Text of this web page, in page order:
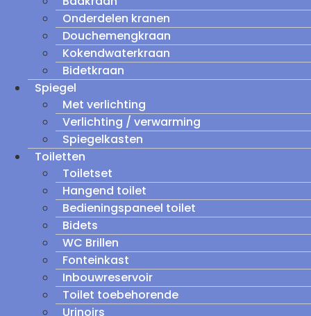
Onderdelen kranen
Douchemengkraan
Kokendwaterkraan
Bidetkraan
Spiegel
Met verlichting
Verlichting / verwarming
Spiegelkasten
Toiletten
Toiletset
Hangend toilet
Bedieningspaneel toilet
Bidets
WC Brillen
Fonteinkast
Inbouwreservoir
Toilet toebehorende
Urinoirs